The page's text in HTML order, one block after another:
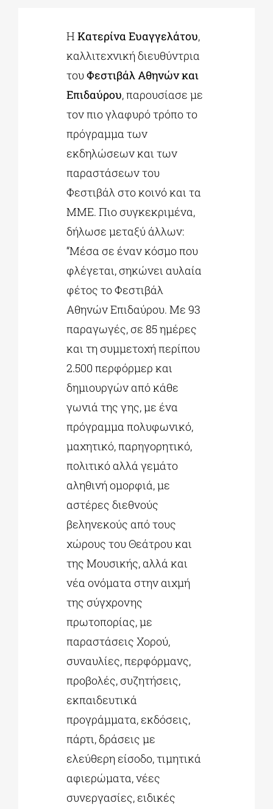
ΕΚΠΑΙΔΕΥΤΙΚΑ ΙΔΡΥΜΑΤΑ
ΠΟΛΙΤΙΣΤΙΚΟΙ ΦΟΡΕΙΣ
HΚατερίνα Ευαγγελάτου,
καλλιτεχνική διευθύντρια
τουΦεστιβάλ Αθηνών και
Επιδαύρου, παρουσίασε με
τον πιο γλαφυρό τρόπο το
πρόγραμμα των
εκδηλώσεων και των
παραστάσεων του
Φεστιβάλ στο κοινό και τα
ΜΜΕ. Πιο συγκεκριμένα,
δήλωσε μεταξύ άλλων:
“Μέσα σε έναν κόσμο που
φλέγεται, σηκώνει αυλαία
φέτος το Φεστιβάλ
Αθηνών Επιδαύρου. Με 93
παραγωγές, σε 85 ημέρες
και τη συμμετοχή περίπου
2.500 περφόρμερ και
δημιουργών από κάθε
γωνιά της γης, με ένα
πρόγραμμα πολυφωνικό,
μαχητικό, παρηγορητικό,
πολιτικό αλλά γεμάτο
αληθινή ομορφιά, με
αστέρες διεθνούς
βεληνεκούς από τους
χώρους του Θεάτρου και
της Μουσικής, αλλά και
νέα ονόματα στην αιχμή
της σύγχρονης
πρωτοπορίας, με
παραστάσεις Χορού,
συναυλίες, περφόρμανς,
προβολές, συζητήσεις,
εκπαιδευτικά
προγράμματα, εκδόσεις,
πάρτι, δράσεις με
ελεύθερη είσοδο, τιμητικά
αφιερώματα, νέες
συνεργασίες, ειδικές